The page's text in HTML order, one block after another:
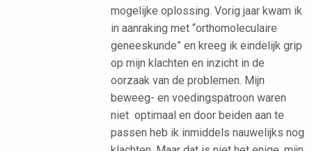
mogelijke oplossing. Vorig jaar kwam ik
in aanraking met “orthomoleculaire
geneeskunde” en kreeg ik eindelijk grip
op mijn klachten en inzicht in de
oorzaak van de problemen. Mijn
beweeg- en voedingspatroon waren
niet optimaal en door beiden aan te
passen heb ik inmiddels nauwelijks nog